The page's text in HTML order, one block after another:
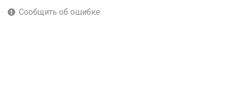
Сообщить об ошибке